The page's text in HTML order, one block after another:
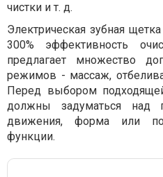
чистки и т. д.
Электрическая зубная
300% эффективность
предлагает множество
режимов - массаж,
Перед выбором
должны задуматься над
движения, форма или
функции.